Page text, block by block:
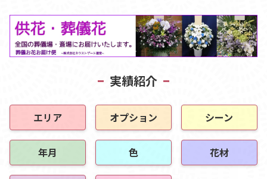
実績紹介
エリア オプション シーン
年月 色 花材